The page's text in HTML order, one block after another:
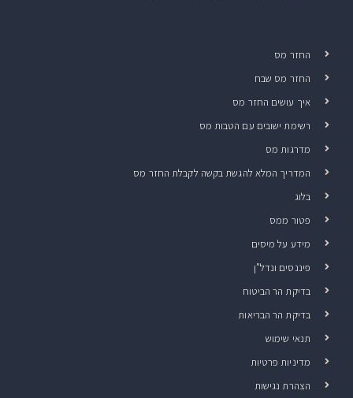
החזר מס
החזר מס שבח
איך עושים החזר מס
רשימת ישובים עם הטבות מס
מדרגות מס
המדריך המלא להגשת בקשה לקבלת החזר מס
בלוג
פטור ממס
מידע על מיסים
פיננסים ונדל"ן
בדיקת הר הביטוח
בדיקת הר הבריאות
תנאי שימוש
מדיניות פרטיות
הצהרת נגישות